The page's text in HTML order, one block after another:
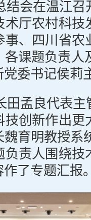
结会在温江
厅农村科技
、四川省农
课题负责人
委书记侯莉
田孟良代表
创新作出更
育明教授系
责人围绕技
了专题汇报